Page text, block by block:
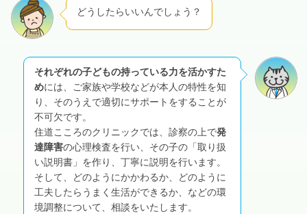
どうしたらいいんでしょう？
それぞれの子どもの持っている力を活かすた
めには、ご家族や学校などが本人の特性を知
り、そのうえで適切にサポートをすることが
不可欠です。
住道こころのクリニックでは、診察の上で発
達障害の心理検査を行い、その子の「取り扱
い説明書」を作り、丁寧に説明を行います。
そして、どのようにかかわるか、どのように
工夫したらうまく生活ができるか、などの環
境調整について、相談をいたします。